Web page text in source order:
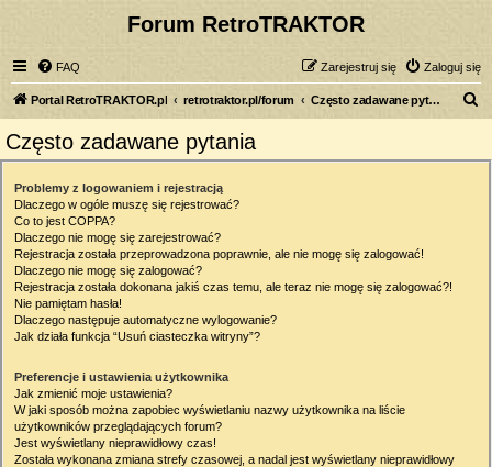
Forum RetroTRAKTOR
FAQ Zaloguj się
Zarejestruj się
Portal RetroTRAKTOR.pl retrotraktor.pl/forum Często zadawane pytania
Często zadawane pytania
Problemy z logowaniem i rejestracją
Dlaczego w ogóle muszę się rejestrować?
Co to jest COPPA?
Dlaczego nie mogę się zarejestrować?
Rejestracja została przeprowadzona poprawnie, ale nie mogę się zalogować!
Dlaczego nie mogę się zalogować?
Rejestracja została dokonana jakiś czas temu, ale teraz nie mogę się zalogować?!
Nie pamiętam hasła!
Dlaczego następuje automatyczne wylogowanie?
Jak działa funkcja “Usuń ciasteczka witryny”?
Preferencje i ustawienia użytkownika
Jak zmienić moje ustawienia?
W jaki sposób można zapobiec wyświetlaniu nazwy użytkownika na liście
użytkowników przeglądających forum?
Jest wyświetlany nieprawidłowy czas!
Została wykonana zmiana strefy czasowej, a nadal jest wyświetlany nieprawidłowy